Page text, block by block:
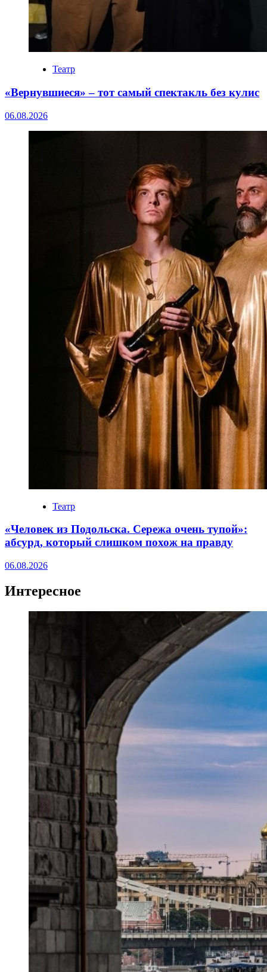
Театр
«Вернувшиеся» – тот самый спектакль без кулис
06.08.2026
Театр
«Человек из Подольска. Сережа очень тупой»:
абсурд, который слишком похож на правду
06.08.2026
Интересное